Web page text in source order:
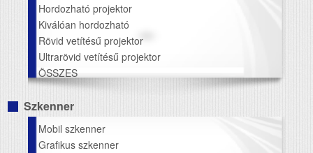
Hordozható projektor
Kiválóan hordozható
Rövid vetítésű projektor
Ultrarövid vetítésű projektor
ÖSSZES
Szkenner
Mobil szkenner
Grafikus szkenner